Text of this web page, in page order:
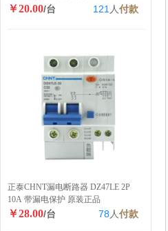
￥20.00/台 121 人付款
正泰CHNT漏电断路器 DZ47LE 2P
10A 带漏电保护 原装正品
￥28.00/台 78 人付款